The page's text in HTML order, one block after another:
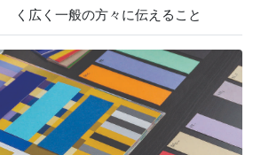
く広く一般の方々に伝えること